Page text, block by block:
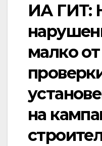
ИА ГИТ:
малко от
на